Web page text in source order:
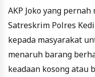
AKP Joko yang
Satreskrim Polres
kepada masyarakat
menaruh barang
keadaan kosong atau